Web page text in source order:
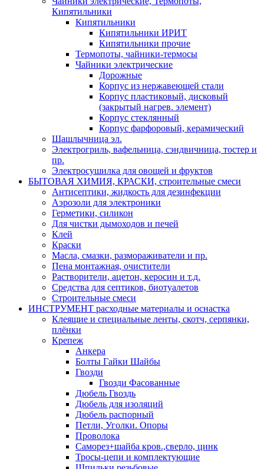
Кипятильники
Кипятильники
Кипятильники ИРИТ
Кипятильники прочие
Термопоты, чайники-термосы
Чайники электрические
Дорожные
Корпус из нержавеющей стали
Корпус пластиковый, дисковый
(закрытый нагрев. элемент)
Корпус стеклянный
Корпус фарфоровый, керамический
Шашлычница эл.
Электрогриль, вафельница, сэндвичница, тостер и
пр.
Электросушилка для овощей и фруктов
БЫТОВАЯ ХИМИЯ, КРАСКИ, строительные смеси
Антисептики, жидкость для дезинфекции
Аэрозоли для электроники
Герметики, силикон
Для чистки дымоходов и печей
Клей
Краски
Масла, смазки, размораживатели и пр.
Пена монтажная, очистители
Растворители, ацетон, керосин и т.д.
Средства для септиков, биотуалетов
Строительные смеси
ИНСТРУМЕНТ расходные материалы и оснастка
Клеящие и специальные ленты, скотч, серпянки,
плёнки
Крепеж
Анкера
Болты Гайки Шайбы
Гвозди
Гвозди Фасованные
Дюбель Гвоздь
Дюбель для изоляций
Дюбель распорный
Петли, Уголки. Опоры
Проволока
Саморез+шайба кров.,сверло, цинк
Тросы-цепи и комплектующие